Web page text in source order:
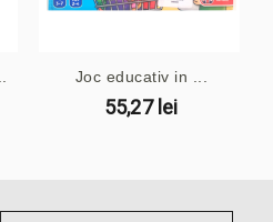
Joc educativ in ...
55,27 lei